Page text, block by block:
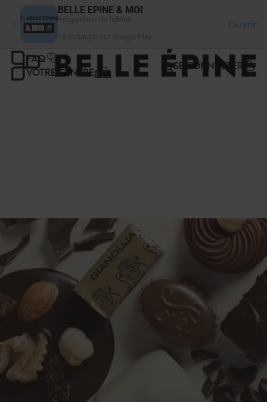
BELLE EPINE & MOI
Ouvrir
FAQ
VOTRE CENTRE
SE CONNECTER
Panneau de gestion des cookies